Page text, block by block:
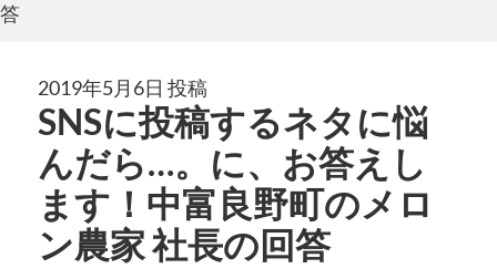
答
2019年5月6日 投稿
SNSに投稿するネタに悩
んだら…。に、お答えし
ます！中富良野町のメロ
ン農家 社長の回答